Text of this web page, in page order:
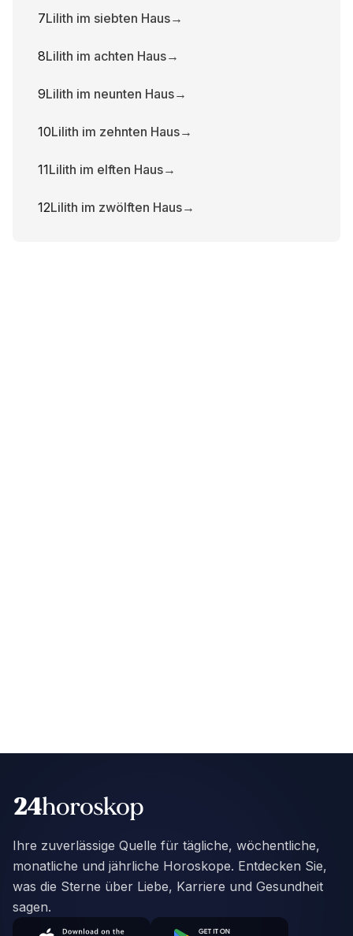
7Lilith im siebten Haus→
8Lilith im achten Haus→
9Lilith im neunten Haus→
10Lilith im zehnten Haus→
11Lilith im elften Haus→
12Lilith im zwölften Haus→
Ihre zuverlässige Quelle für tägliche, wöchentliche,
monatliche und jährliche Horoskope. Entdecken Sie,
was die Sterne über Liebe, Karriere und Gesundheit
sagen.